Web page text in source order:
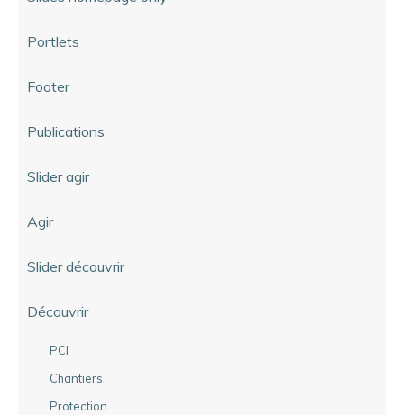
Portlets
Footer
Publications
Slider agir
Agir
Slider découvrir
Découvrir
PCI
Chantiers
Protection